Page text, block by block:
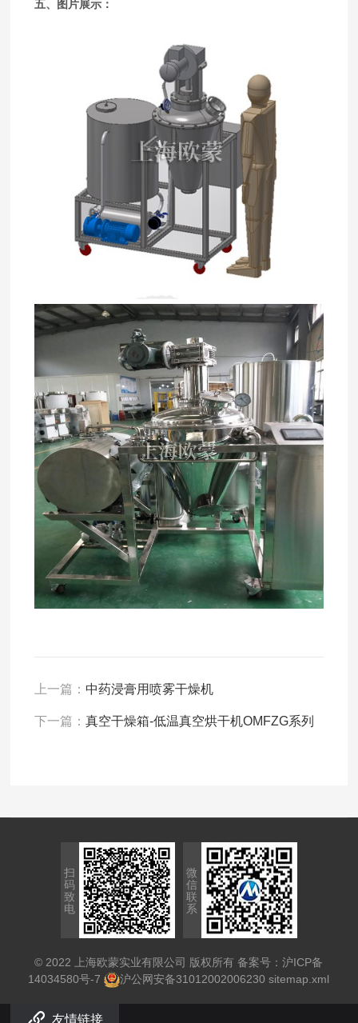
五、图片展示：
上一篇： 中药浸膏用喷雾干燥机
下一篇：真空干燥箱-低温真空烘干机OMFZG系列
微
信
联
系
扫
码
致
电
© 2022 上海欧蒙实业有限公司 版权所有 备案号：沪ICP备
14034580号-7
沪公网安备31012002006230 sitemap.xml
友情链接